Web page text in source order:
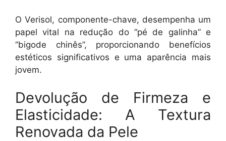
O Verisol, componente-chave, desempenha um
papel vital na redução do “pé de galinha” e
“bigode chinês”, proporcionando benefícios
estéticos significativos e uma aparência mais
jovem.
Devolução de Firmeza e
Elasticidade: A Textura
Renovada da Pele